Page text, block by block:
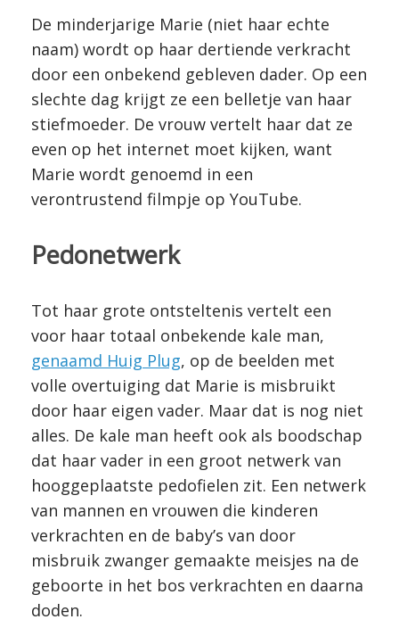
De minderjarige Marie (niet haar echte
naam) wordt op haar dertiende verkracht
door een onbekend gebleven dader. Op een
slechte dag krijgt ze een belletje van haar
stiefmoeder. De vrouw vertelt haar dat ze
even op het internet moet kijken, want
Marie wordt genoemd in een
verontrustend filmpje op YouTube.
Pedonetwerk
Tot haar grote ontsteltenis vertelt een
voor haar totaal onbekende kale man,
genaamd Huig Plug, op de beelden met
volle overtuiging dat Marie is misbruikt
door haar eigen vader. Maar dat is nog niet
alles. De kale man heeft ook als boodschap
dat haar vader in een groot netwerk van
hooggeplaatste pedofielen zit. Een netwerk
van mannen en vrouwen die kinderen
verkrachten en de baby’s van door
misbruik zwanger gemaakte meisjes na de
geboorte in het bos verkrachten en daarna
doden.